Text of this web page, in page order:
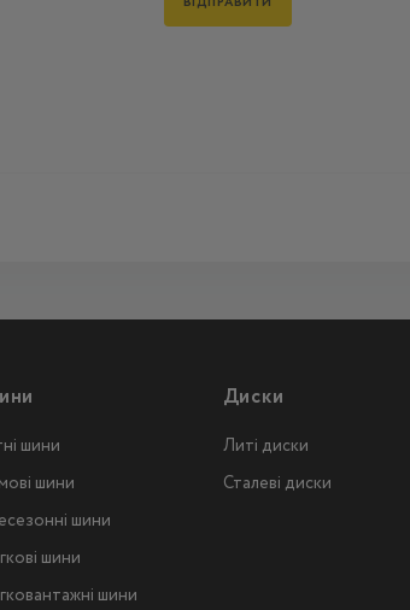
шини
шини
шини
шини
шини
Диски
Литі диски
Сталеві диски